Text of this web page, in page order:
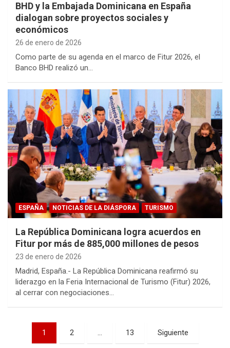
BHD y la Embajada Dominicana en España
dialogan sobre proyectos sociales y
económicos
26 de enero de 2026
Como parte de su agenda en el marco de Fitur 2026, el
Banco BHD realizó un…
ESPAÑA NOTICIAS DE LA DIÁSPORA TURISMO
La República Dominicana logra acuerdos en
Fitur por más de 885,000 millones de pesos
23 de enero de 2026
Madrid, España.- La República Dominicana reafirmó su
liderazgo en la Feria Internacional de Turismo (Fitur) 2026,
al cerrar con negociaciones…
Paginación
1 2 … 13 Siguiente